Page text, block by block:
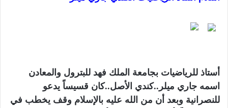
أستاذ للرياضيات بجامعة الملك فهد للبترول والمعادن
اسمه جاري ميلر..كندي الأصل..كان قسيساً يدعو
للنصرانية وبعد أن من الله عليه بالإسلام وقف يخطب في